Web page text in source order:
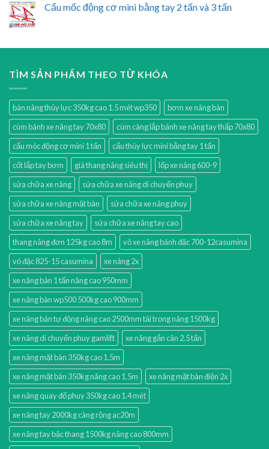
Cẩu mốc động cơ mini bằng tay 2 tấn và 3 tấn
TÌM SẢN PHẨM THEO TỪ KHÓA
bàn nâng thủy lực 350kg cao 1.5 mét wp350
bơm xe nâng bàn
cùm bánh xe nâng tay 70x80
cùm càng lắp bánh xe nâng tay thấp 70x80
cẩu móc động cơ mini 1 tấn
cẩu thủy lực mini bằng tay 1 tấn
cốt lắp tay bơm
giá thang nâng siêu thị
lốp xe nâng 600-9
sửa chữa xe nâng
sửa chữa xe nâng di chuyển phuy
sửa chữa xe nâng mặt bàn
sửa chữa xe nâng phuy
sửa chữa xe nâng tay
sửa chữa xe nâng tay cao
thang nâng đơn 125kg cao 8m
vỏ xe nâng bánh đặc 700-12casumina
vỏ đặc 825-15 casumina
xe nâng 2x
xe nâng bàn 1 tấn nâng cao 950mm
xe nâng bàn wp500 500kg cao 900mm
xe nâng bán tự động nâng cao 2500mm tải trọng nâng 1500kg
xe nâng di chuyển phuy gamlift
xe nâng gắn cân 2.5 tấn
xe nâng mặt bàn 350kg cao 1.5m
xe nâng mặt bàn 350kg nâng cao 1.5m
xe nâng mặt bàn điện 2x
xe nâng quay đổ phuy 350kg cao 1.4 mét
xe nâng tay 2000kg càng rộng ac20m
xe nâng tay bậc thang 1500kg nâng cao 800mm